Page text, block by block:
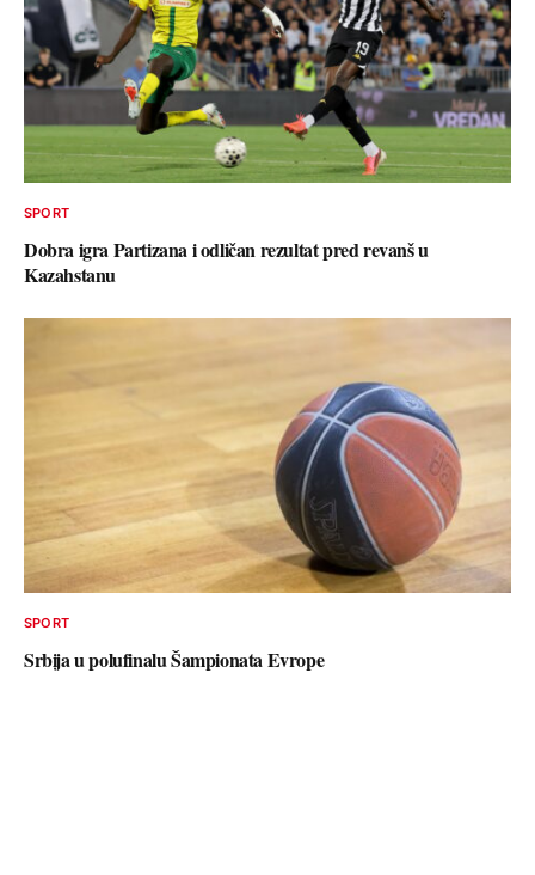
SPORT
Dobra igra Partizana i odličan rezultat pred revanš u
Kazahstanu
SPORT
Srbija u polufinalu Šampionata Evrope